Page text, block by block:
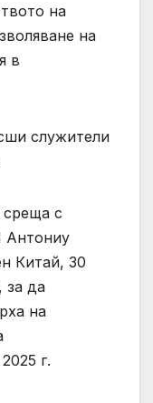
на
на
в
служители
с
Антониу
Китай, 30
за да
на
г.